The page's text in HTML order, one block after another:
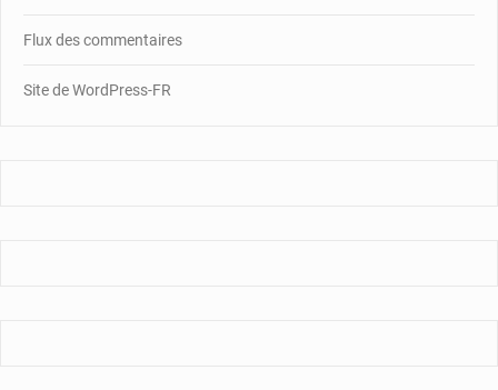
Flux des commentaires
Site de WordPress-FR